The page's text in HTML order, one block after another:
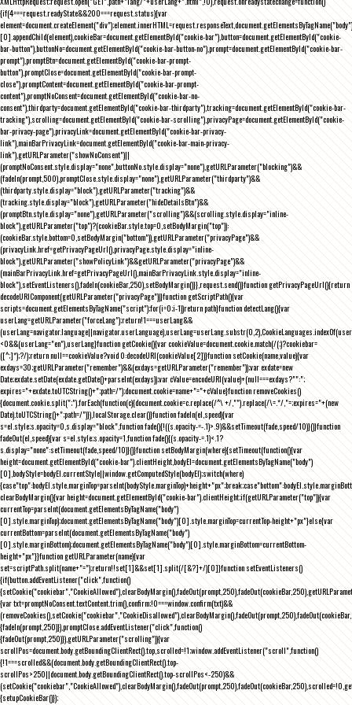
{if(4===request.readyState&&200===request.status){var
element=document.createElement("div");element.innerHTML=request.responseText,document.getElementsByTagName("body")
[0].appendChild(element),cookieBar=document.getElementById("cookie-bar"),button=document.getElementById("cookie-
bar-button"),buttonNo=document.getElementById("cookie-bar-button-no"),prompt=document.getElementById("cookie-bar-
prompt"),promptBtn=document.getElementById("cookie-bar-prompt-
button"),promptClose=document.getElementById("cookie-bar-prompt-
close"),promptContent=document.getElementById("cookie-bar-prompt-
content"),promptNoConsent=document.getElementById("cookie-bar-no-
consent"),thirdparty=document.getElementById("cookie-bar-thirdparty"),tracking=document.getElementById("cookie-bar-
tracking"),scrolling=document.getElementById("cookie-bar-scrolling"),privacyPage=document.getElementById("cookie-
bar-privacy-page"),privacyLink=document.getElementById("cookie-bar-privacy-
link"),mainBarPrivacyLink=document.getElementById("cookie-bar-main-privacy-
link"),getURLParameter("showNoConsent")||
(promptNoConsent.style.display="none",buttonNo.style.display="none"),getURLParameter("blocking")&&
(fadeIn(prompt,500),promptClose.style.display="none"),getURLParameter("thirdparty")&&
(thirdparty.style.display="block"),getURLParameter("tracking")&&
(tracking.style.display="block"),getURLParameter("hideDetailsBtn")&&
(promptBtn.style.display="none"),getURLParameter("scrolling")&&(scrolling.style.display="inline-
block"),getURLParameter("top")?(cookieBar.style.top=0,setBodyMargin("top")):
(cookieBar.style.bottom=0,setBodyMargin("bottom")),getURLParameter("privacyPage")&&
(privacyLink.href=getPrivacyPageUrl(),privacyPage.style.display="inline-
block"),getURLParameter("showPolicyLink")&&getURLParameter("privacyPage")&&
(mainBarPrivacyLink.href=getPrivacyPageUrl(),mainBarPrivacyLink.style.display="inline-
block"),setEventListeners(),fadeIn(cookieBar,250),setBodyMargin()}},request.send()}function getPrivacyPageUrl(){return
decodeURIComponent(getURLParameter("privacyPage"))}function getScriptPath(){var
scripts=document.getElementsByTagName("script");for(i=0;i-1))return path}function detectLang(){var
userLang=getURLParameter("forceLang");return!1===userLang&&
<0&&(userLang="en"),userLang}function getCookie(){var cookieValue=document.cookie.match(/(;)?cookiebar=
([^;]*);?/);return null==cookieValue?void 0:decodeURI(cookieValue[2])}function setCookie(name,value){var
exdays=30;getURLParameter("remember")&&(exdays=getURLParameter("remember"));var exdate=new
Date;exdate.setDate(exdate.getDate()+parseInt(exdays));var cValue=encodeURI(value)+(null===exdays?"":";
expires="+exdate.toUTCString()+";path=/");document.cookie=name+"="+cValue}function removeCookies()
{document.cookie.split(";").forEach(function(c){document.cookie=c.replace(/^\ +/,"").replace(/\=.*/,"=;expires="+(new
Date).toUTCString()+";path=/")}),localStorage.clear()}function fadeIn(el,speed){var
s=el.style;s.opacity=0,s.display="block",function fade(){!((s.opacity-=-.1)>.9)&&setTimeout(fade,speed/10)}()}function
fadeOut(el,speed){var s=el.style;s.opacity=1,function fade(){(s.opacity-=.1)<.1?
s.display="none":setTimeout(fade,speed/10)}()}function setBodyMargin(where){setTimeout(function(){var
height=document.getElementById("cookie-bar").clientHeight,bodyEl=document.getElementsByTagName("body")
[0],bodyStyle=bodyEl.currentStyle||window.getComputedStyle(bodyEl);switch(where)
clearBodyMargin(){var height=document.getElementById("cookie-bar").clientHeight;if(getURLParameter("top")){var
currentTop=parseInt(document.getElementsByTagName("body")
[0].style.marginTop);document.getElementsByTagName("body")[0].style.marginTop=currentTop-height+"px"}else{var
currentBottom=parseInt(document.getElementsByTagName("body")
[0].style.marginBottom);document.getElementsByTagName("body")[0].style.marginBottom=currentBottom-
height+"px"}}function getURLParameter(name){var
set=scriptPath.split(name+"=");return!!set[1]&&set[1].split(/[&?]+/)[0]}function setEventListeners()
{if(button.addEventListener("click",function()
{var txt=promptNoConsent.textContent.trim(),confirm;!0===window.confirm(txt)&&
{fadeIn(prompt,250)}),promptClose.addEventListener("click",function()
{fadeOut(prompt,250)}),getURLParameter("scrolling")){var
scrollPos=document.body.getBoundingClientRect().top,scrolled=!1;window.addEventListener("scroll",function()
{!1===scrolled&&(document.body.getBoundingClientRect().top-
scrollPos>250||document.body.getBoundingClientRect().top-scrollPos<-250)&&
{setupCookieBar()});